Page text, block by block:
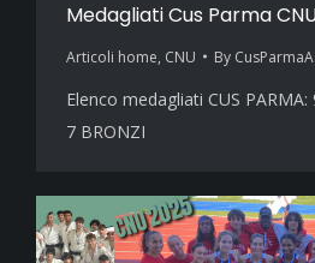
Medagliati Cus Parma
Articoli home, CNU By
Elenco medagliati CUS PARMA:
7 BRONZI